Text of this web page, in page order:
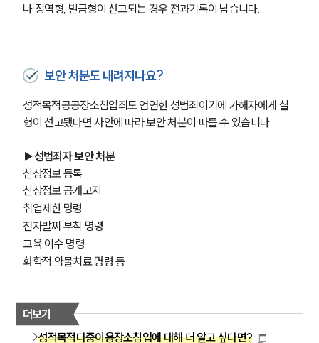
나 징역형, 벌금형이 선고되는 경우 전과기록이 남습니다.
보안 처분도 내려지나요?
성적목적공공장소침입죄도 엄연한 성범죄이기에 가해자에게 실
형이 선고됐다면 사안에 따라 보안 처분이 따를 수 있습니다.
▶성범죄자 보안 처분
신상정보 등록
신상정보 공개고지
취업제한 명령
전자발찌 부착 명령
교육 이수 명령
화학적 약물치료 명령 등
더보기
성적목적다중이용장소침입에 대해 더 알고 싶다면?